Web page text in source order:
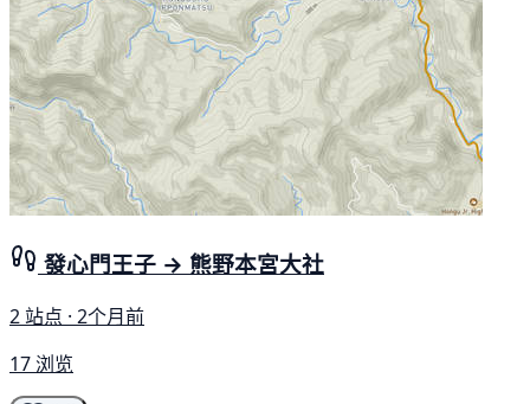
發心門王子 → 熊野本宮大社
2 站点 · 2个月前
17 浏览